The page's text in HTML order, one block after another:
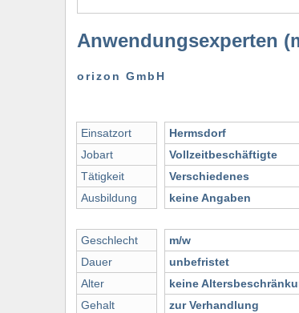
Anwendungsexperten
orizon GmbH
Einsatzort
Jobart
Tätigkeit
Ausbildung
Geschlecht
Dauer
Alter
Gehalt
Hermsdorf
Vollzeitbeschäftigte
Verschiedenes
keine Angaben
m/w
unbefristet
keine
zur Verhandlung